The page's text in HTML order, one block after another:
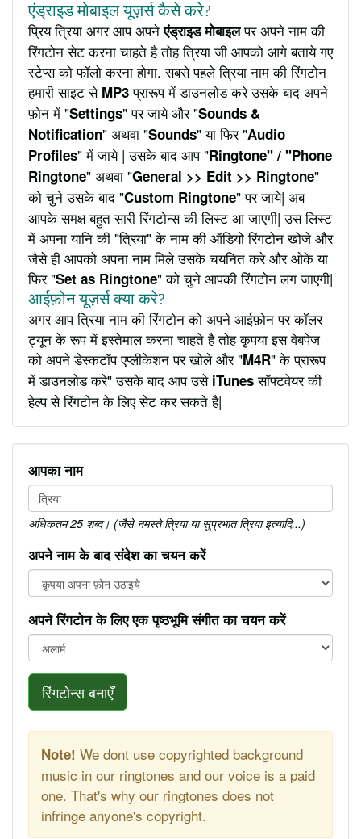
एंड्राइड मोबाइल यूज़र्स कैसे करे?
प्रिय त्रिया अगर आप अपनेएंड्राइड मोबाइलपर अपने नाम की
रिंगटोन सेट करना चाहते है तोह त्रिया जी आपको आगे बताये गए
स्टेप्स को फॉलो करना होगा. सबसे पहले त्रिया नाम की रिंगटोन
हमारी साइट से MP3प्रारूप में डाउनलोड करे उसके बाद अपने
फ़ोन में "Settings" पर जाये और "Sounds &
Notification" अथवा "Sounds" या फिर "Audio
Profiles" में जाये | उसके बाद आप "Ringtone" / "Phone
Ringtone" अथवा "General >> Edit >> Ringtone"
को चुने उसके बाद "Custom Ringtone" पर जाये| अब
आपके समक्ष बहुत सारी रिंगटोन्स की लिस्ट आ जाएगी| उस लिस्ट
में अपना यानि की "त्रिया" के नाम की ऑडियो रिंगटोन खोजे और
जैसे ही आपको अपना नाम मिले उसके चयनित करे और ओके या
फिर "Set as Ringtone" को चुने आपकी रिंगटोन लग जाएगी|
आईफ़ोन यूज़र्स क्या करे?
अगर आप त्रिया नाम की रिंगटोन को अपने आईफ़ोन पर कॉलर
ट्यून के रूप में इस्तेमाल करना चाहते है तोह कृपया इस वेबपेज
को अपने डेस्कटॉप एप्लीकेशन पर खोले और "M4R" के प्रारूप
में डाउनलोड करे" उसके बाद आप उसे iTunesसॉफ्टवेयर की
हेल्प से रिंगटोन के लिए सेट कर सकते है|
आपका नाम
अधिकतम 25 शब्द। (जैसे नमस्ते त्रिया या सुप्रभात त्रिया इत्यादि...)
अपने नाम के बाद संदेश का चयन करें
अपने रिंगटोन के लिए एक पृष्ठभूमि संगीत का चयन करें
रिंगटोन्स बनाएँ
Note! We dont use copyrighted background
music in our ringtones and our voice is a paid
one. That's why our ringtones does not
infringe anyone's copyright.